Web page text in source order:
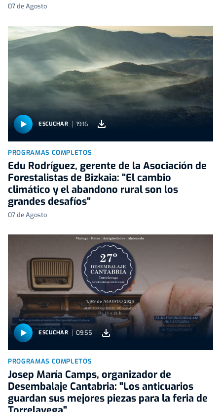
07 de Agosto
ESCUCHAR 19:16
PROGRAMAS COMPLETOS
Edu Rodríguez, gerente de la Asociación de
Forestalistas de Bizkaia: "El cambio
climático y el abandono rural son los
grandes desafíos"
07 de Agosto
ESCUCHAR 09:55
PROGRAMAS COMPLETOS
Josep María Camps, organizador de
Desembalaje Cantabria: "Los anticuarios
guardan sus mejores piezas para la feria de